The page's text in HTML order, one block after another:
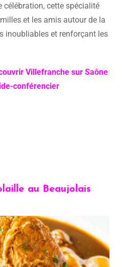
célébration, cette spécialité
et les amis autour de la
inoubliables et renforçant les
Villefranche sur Saône
conférencier
au Beaujolais